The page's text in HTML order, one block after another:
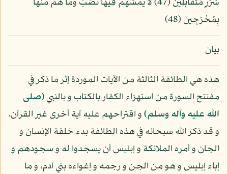
سُرُرٍ مُّتَقَابِلِينَ (47) لاَ يَمَسُّهُمْ فِيهَا نَصَبٌ وَمَا هُم مِّنْهَا
بِمُخْرَجِينَ (48)
بيان
هذه هي الطائفة الثالثة من الآيات الموردة إثر ما ذكر في
مفتتح السورة من استهزاء الكفار بالكتاب و بالنبي(صلى
الله عليه وآله وسلم)و اقتراحهم عليه آية أخرى غير القرآن،
و قد ذكر الله سبحانه في هذه الطائفة بدء خلقة الإنسان و
الجان و أمره الملائكة و إبليس أن يسجدوا له و سجودهم و
إباء إبليس و هو من الجن و رجمه و إغواءه بني آدم، و ما